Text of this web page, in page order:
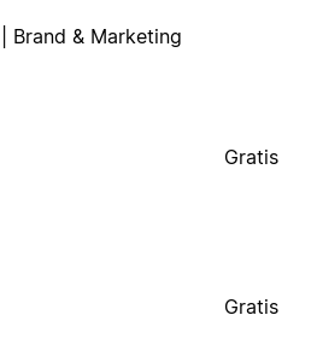
Brand & Marketing
Gratis
Gratis